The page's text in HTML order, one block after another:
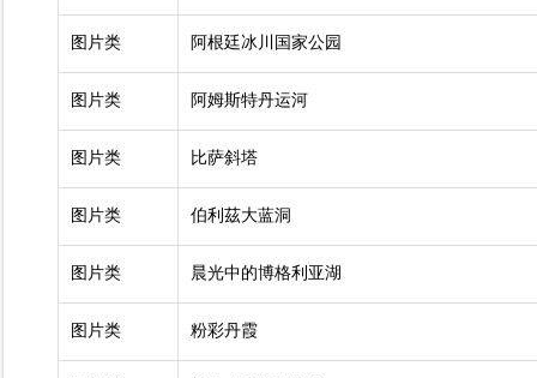
图片类 阿根廷冰川国家公园
图片类 阿姆斯特丹运河
图片类 比萨斜塔
图片类 伯利茲大蓝洞
图片类 晨光中的博格利亚湖
图片类 粉彩丹霞